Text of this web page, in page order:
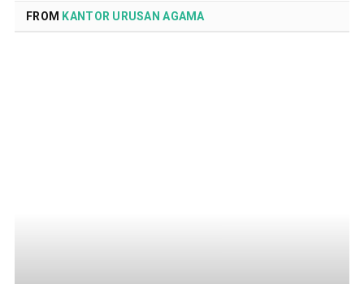
FROM KANTOR URUSAN AGAMA